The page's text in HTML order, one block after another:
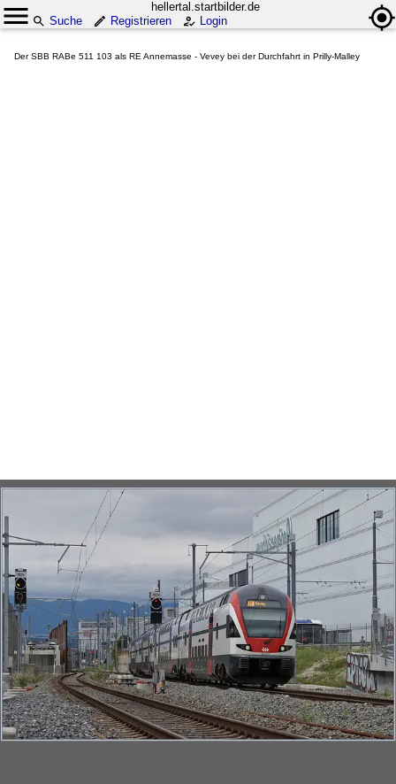
hellertal.startbilder.de
Suche
Registrieren Login
Der SBB RABe 511 103 als RE Annemasse - Vevey bei der Durchfahrt in Prilly-Malley